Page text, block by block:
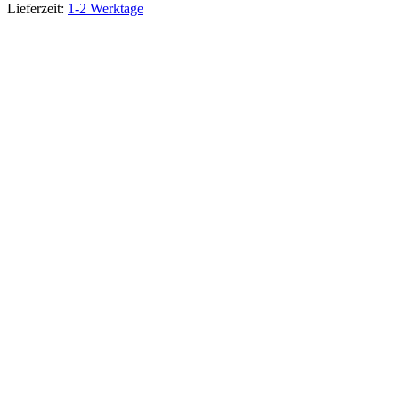
Lieferzeit: 1-2 Werktage